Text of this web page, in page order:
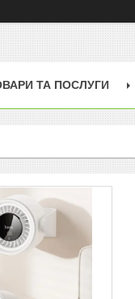
ТА ПОСЛУГИ